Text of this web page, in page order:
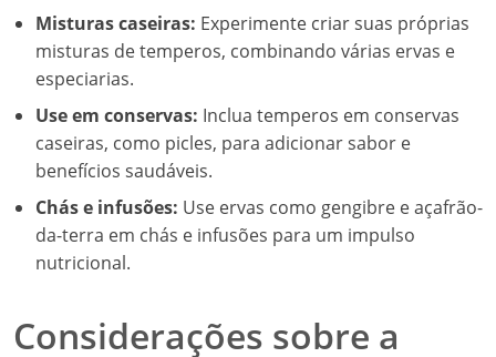
Misturas caseiras: Experimente criar suas próprias
misturas de temperos, combinando várias ervas e
especiarias.
Use em conservas: Inclua temperos em conservas
caseiras, como picles, para adicionar sabor e
benefícios saudáveis.
Chás e infusões: Use ervas como gengibre e açafrão-
da-terra em chás e infusões para um impulso
nutricional.
Considerações sobre a